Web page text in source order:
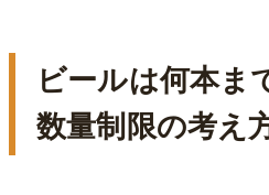
ビールは何本ま
数量制限の考え